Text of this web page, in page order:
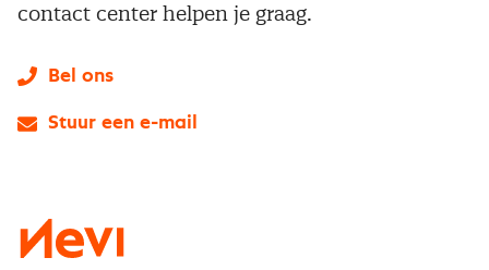
contact center helpen je graag.
Bel ons
Stuur een e-mail